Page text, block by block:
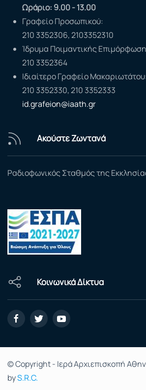
Ωράριο: 9.00 - 13.00
Γραφείο Προσωπικού:
210 3352306, 2103352310
Ίδρυμα Ποιμαντικής
210 3352364
Ιδιαίτερο Γραφείο
210 3352330, 210 3352333
id.grafeion@iaath.gr
Ακούστε Ζωντανά
Ραδιοφωνικός Σταθμός της
Κοινωνικά Δίκτυα
© Copyright - Ιερά Αρχιεπισκοπή
byS.R.C.